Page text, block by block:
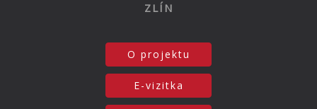
ZLÍN
O projektu
E-vizitka